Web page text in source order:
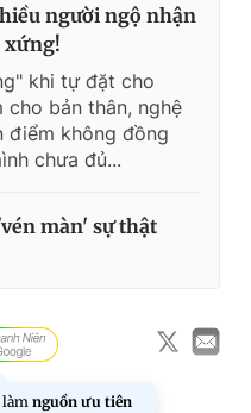
người ngộ nhận
xứng!
khi tự đặt cho
cho bản thân, nghệ
điểm không đồng
chưa đủ...
màn' sự thật
làm nguồn ưu tiên